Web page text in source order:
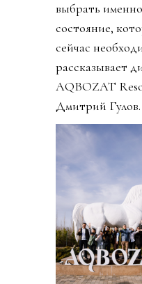
выбрать
состояние,
сейчас
рассказывает
AQBOZAT
Дмитрий Гулов.